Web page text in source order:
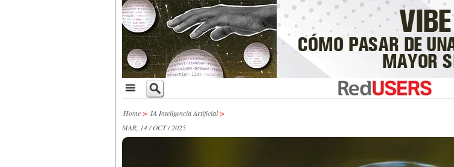
Home> IA Inteligencia Artificial>
MAR, 14 / OCT / 2025